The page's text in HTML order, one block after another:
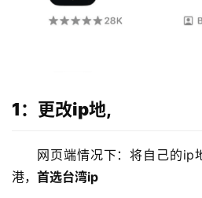
1：更改ip地,
网页端情况下：将自己的ip
港， 首选台湾ip